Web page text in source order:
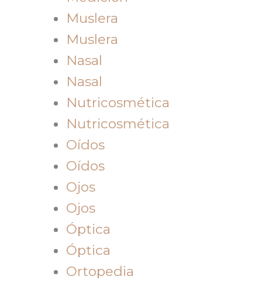
Muslera
Muslera
Nasal
Nasal
Nutricosmética
Nutricosmética
Oídos
Oídos
Ojos
Ojos
Óptica
Óptica
Ortopedia